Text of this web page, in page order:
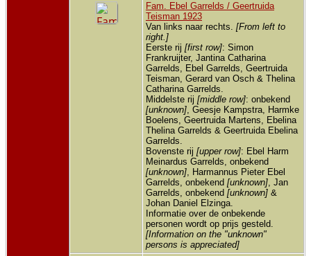
-
Fam. Ebel Garrelds / Geertruida
Teisman 1923
Van links naar rechts. [From left to
right.]
Eerste rij [first row]: Simon
Frankruijter, Jantina Catharina
Garrelds, Ebel Garrelds, Geertruida
Teisman, Gerard van Osch & Thelina
Catharina Garrelds.
Middelste rij [middle row]: onbekend
[unknown], Geesje Kampstra, Harmke
Boelens, Geertruida Martens, Ebelina
Thelina Garrelds & Geertruida Ebelina
Garrelds.
Bovenste rij [upper row]: Ebel Harm
Meinardus Garrelds, onbekend
[unknown], Harmannus Pieter Ebel
Garrelds, onbekend [unknown], Jan
Garrelds, onbekend [unknown] &
Johan Daniel Elzinga.
Informatie over de onbekende
personen wordt op prijs gesteld.
[Information on the "unknown"
persons is appreciated]